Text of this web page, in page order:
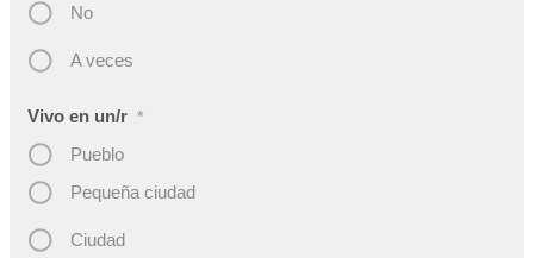
No
A veces
Vivo en un/r *
Pueblo
Pequeña ciudad
Ciudad